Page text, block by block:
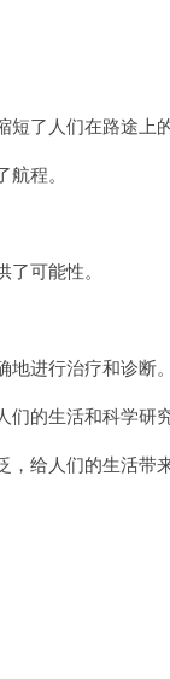
了人们在路途上的
程。
可能性。
进行治疗和诊断。
的生活和科学研究
给人们的生活带来